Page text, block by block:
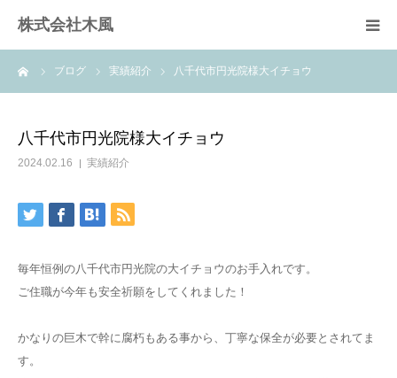
株式会社木風
ブログ 実績紹介 八千代市円光院様大イチョウ
八千代市円光院様大イチョウ
2024.02.16 実績紹介
毎年恒例の八千代市円光院の大イチョウのお手入れです。
ご住職が今年も安全祈願をしてくれました！
かなりの巨木で幹に腐朽もある事から、丁寧な保全が必要とされてま
す。
業務案内
お問い合せ